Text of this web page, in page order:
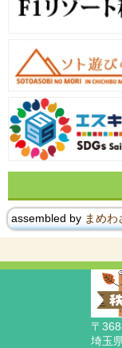
assembled by まめわ
〒
埼玉